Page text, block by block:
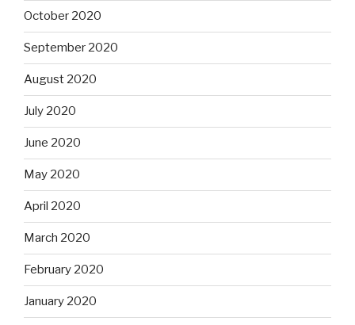
October 2020
September 2020
August 2020
July 2020
June 2020
May 2020
April 2020
March 2020
February 2020
January 2020